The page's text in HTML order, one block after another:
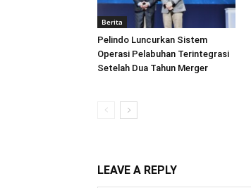
Berita
Pelindo Luncurkan Sistem
Operasi Pelabuhan Terintegrasi
Setelah Dua Tahun Merger
LEAVE A REPLY